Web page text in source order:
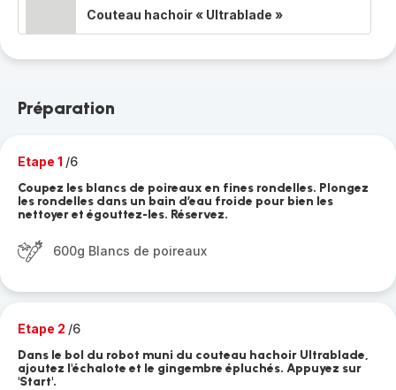
Couteau hachoir « Ultrablade »
Préparation
Etape 1 /6
Coupez les blancs de poireaux en fines rondelles. Plongez
les rondelles dans un bain d’eau froide pour bien les
nettoyer et égouttez-les. Réservez.
600g Blancs de poireaux
Etape 2 /6
Dans le bol du robot muni du couteau hachoir Ultrablade,
ajoutez l'échalote et le gingembre épluchés. Appuyez sur
'Start'.